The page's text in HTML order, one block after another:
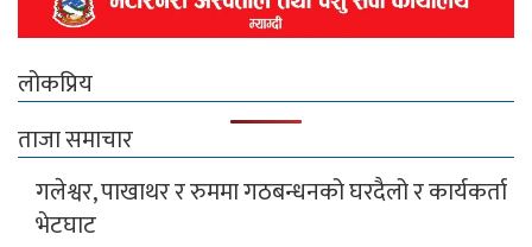
लोकप्रिय
ताजा समाचार
गलेश्वर, पाखाथर र रुममा गठबन्धनको घरदैलो र कार्यकर्ता
भेटघाट